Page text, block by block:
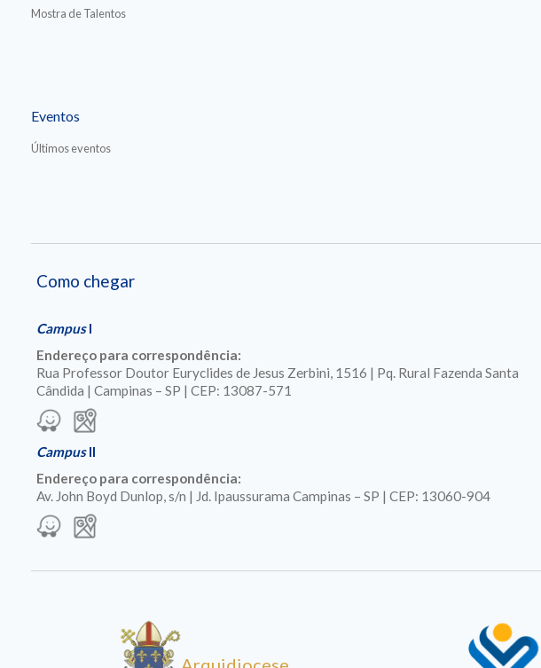
Mostra de Talentos
Eventos
Últimos eventos
Como chegar
CampusI
Endereço para correspondência:
Rua Professor Doutor Euryclides de Jesus Zerbini, 1516 | Pq. Rural Fazenda Santa
Cândida | Campinas – SP | CEP: 13087-571
CampusII
Endereço para correspondência:
Av. John Boyd Dunlop, s/n | Jd. Ipaussurama Campinas – SP | CEP: 13060-904